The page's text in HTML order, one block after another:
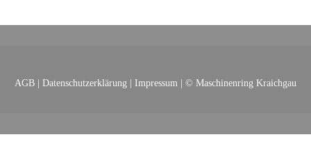
AGB | Datenschutzerklärung | Impressum | © Maschinenring Kraichgau